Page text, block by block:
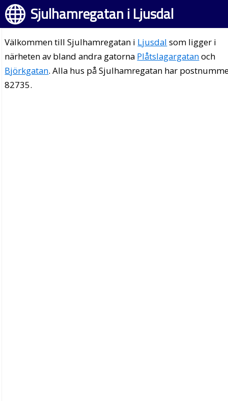
Sjulhamregatan i Ljusdal
Välkommen till Sjulhamregatan i Ljusdal som ligger i
närheten av bland andra gatorna Plåtslagargatanoch
Björkgatan. Alla hus på Sjulhamregatan har
82735.